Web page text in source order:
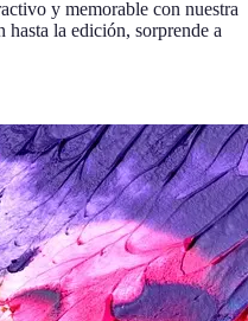
y memorable con nuestra
la edición, sorprende a